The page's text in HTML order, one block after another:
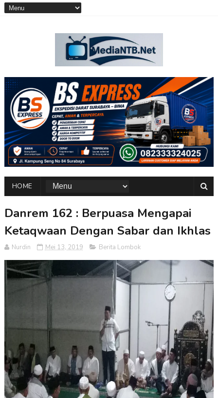
HOME
Danrem 162 : Berpuasa Mengapai
Ketaqwaan Dengan Sabar dan Ikhlas
Nurdin Mei 13, 2019 Berita Lombok